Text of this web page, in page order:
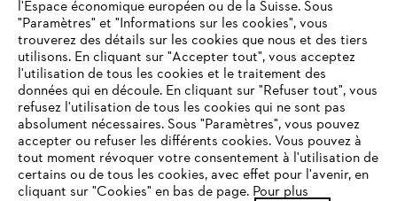
S'inscrire
#STIHL
VOTRE NAVIGATEUR INTERNET
N'EST PLUS PRIS EN CHARGE
Vous utilisez un navigateur Internet que nous ne prenons plus
en charge, et certaines fonctionnalités de notre site ne
peuvent fonctionner correctement. Pour une utilisation
optimale de notre site, nous vous recommandons de passer à
l'un des navigateurs suivants :
l'Espace économique européen ou de la Suisse. Sous
"Paramètres" et "Informations sur les cookies", vous
trouverez des détails sur les cookies que nous et des tiers
utilisons. En cliquant sur "Accepter tout", vous acceptez
l'utilisation de tous les cookies et le traitement des
données qui en découle. En cliquant sur "Refuser tout", vous
refusez l'utilisation de tous les cookies qui ne sont pas
absolument nécessaires. Sous "Paramètres", vous pouvez
accepter ou refuser les différents cookies. Vous pouvez à
tout moment révoquer votre consentement à l'utilisation de
certains ou de tous les cookies, avec effet pour l'avenir, en
cliquant sur "Cookies" en bas de page. Pour plus